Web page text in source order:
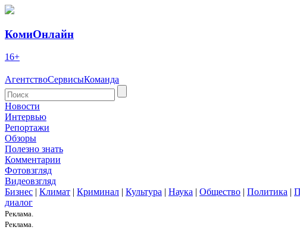
КомиОнлайн
16+
АгентствоСервисыКоманда
Новости
Интервью
Репортажи
Обзоры
Полезно знать
Комментарии
Фотовзгляд
Видеовзгляд
Бизнес | Климат | Криминал | Культура | Наука | Общество | Политика |
диалог
Реклама.
Реклама.